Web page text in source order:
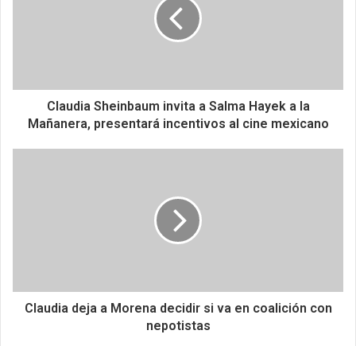
Claudia Sheinbaum invita a Salma Hayek a la
Mañanera, presentará incentivos al cine mexicano
Claudia deja a Morena decidir si va en coalición con
nepotistas